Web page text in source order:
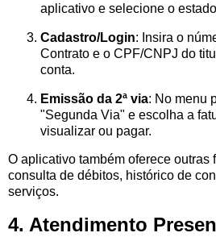
aplicativo e selecione o
Cadastro/Login: Insira o
Contrato e o CPF/CNPJ do
conta.
Emissão da 2ª via: No menu
"Segunda Via" e escolha a
visualizar ou pagar.
O aplicativo também oferece outras
consulta de débitos, histórico de
serviços.
4. Atendimento